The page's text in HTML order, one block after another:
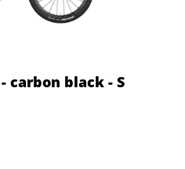
carbon black - S